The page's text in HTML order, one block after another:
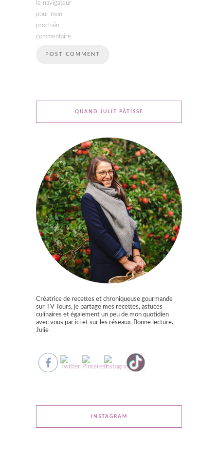
le navigateur
pour mon
prochain
commentaire.
QUAND JULIE PÂTISSE
Créatrice de recettes et chroniqueuse gourmande
sur TV Tours, je partage mes recettes, astuces
culinaires et également un peu de mon quotidien
avec vous par ici et sur les réseaux. Bonne lecture.
Julie
INSTAGRAM